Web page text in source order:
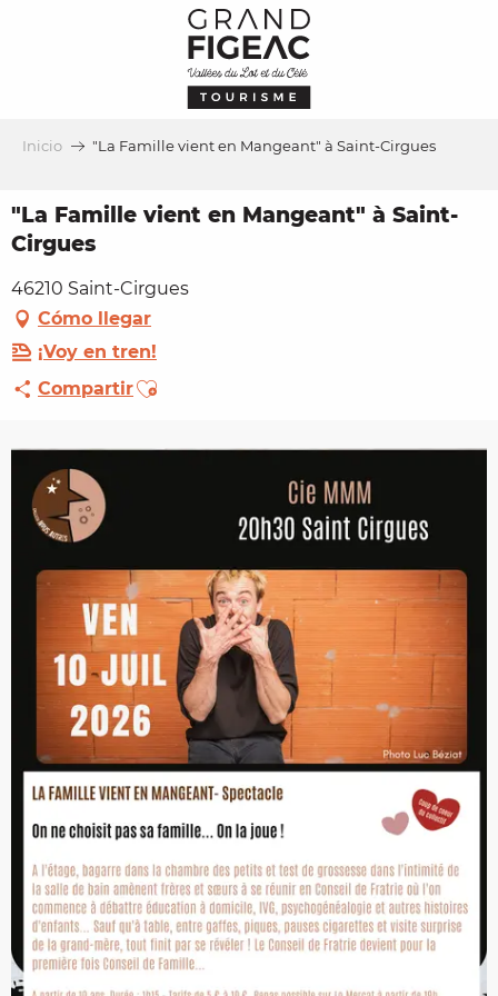
Inicio "La Famille vient en Mangeant" à Saint-Cirgues
"La Famille vient en Mangeant" à Saint-
Cirgues
46210 Saint-Cirgues
Cómo llegar
¡Voy en tren!
CompartirAjouter aux favoris